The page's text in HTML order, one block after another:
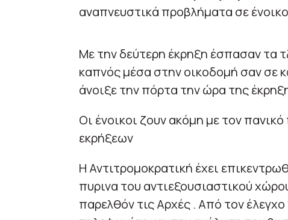
αναπνευστικά προβλήματα σε
Με την δεύτερη έκρηξη έσπασαν τα
καπνός μέσα στην οικοδομή σαν σε
άνοιξε την πόρτα την ώρα της
Οι ένοικοι ζουν ακόμη με τον
εκρήξεων
Η Αντιτρομοκρατική έχει
πυρινα του αντιεξουσιαστικού
παρελθόν τις Αρχές . Από τον